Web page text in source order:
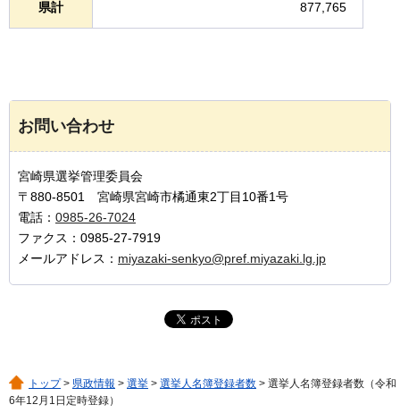
県計 877,765
お問い合わせ
宮崎県選挙管理委員会
〒880-8501 宮崎県宮崎市橘通東2丁目10番1号
電話： 0985-26-7024
ファクス：0985-27-7919
メールアドレス： miyazaki-senkyo@pref.miyazaki.lg.jp
トップ> 県政情報 > 選挙 > 選挙人名簿登録者数 > 選挙人名簿登録者数（令和
6年12月1日定時登録）